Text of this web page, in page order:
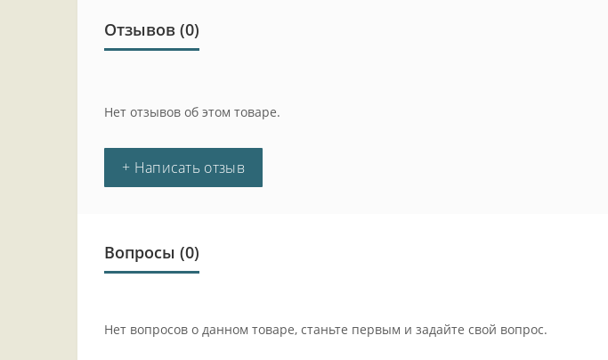
Отзывов (0)
Нет отзывов об этом товаре.
+ Написать отзыв
Вопросы (0)
Нет вопросов о данном товаре, станьте первым и задайте свой вопрос.